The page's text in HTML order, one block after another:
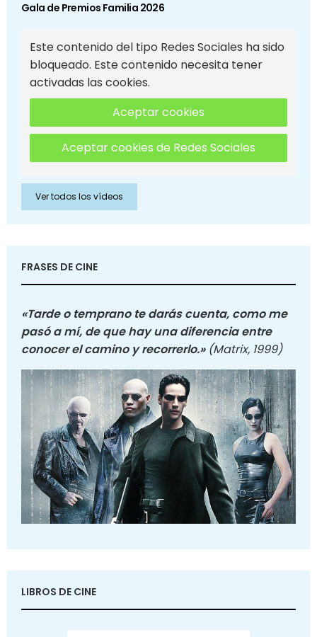
Gala de Premios Familia 2026
Este contenido del tipo Redes Sociales ha sido
bloqueado. Este contenido necesita tener
activadas las cookies.
Aceptar cookies
Aceptar cookies de Redes Sociales
Ver todos los vídeos
FRASES DE CINE
«Tarde o temprano te darás cuenta, como me
pasó a mí, de que hay una diferencia entre
conocer el camino y recorrerlo.» (Matrix, 1999)
LIBROS DE CINE